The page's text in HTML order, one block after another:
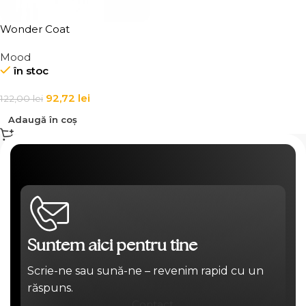
Wonder Coat
Mood
în stoc
122,00lei 92,72 lei
Adaugă în coș
Suntem aici pentru tine
Scrie-ne sau sună-ne – revenim rapid cu un
răspuns.